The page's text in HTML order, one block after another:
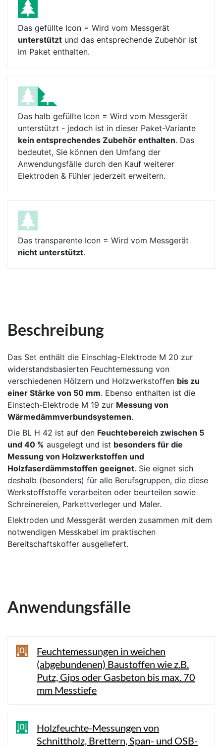
Das gefüllte Icon = Wird vom Messgerät
unterstützt und das entsprechende Zubehör ist
im Paket enthalten.
Das halb gefüllte Icon = Wird vom Messgerät
unterstützt - jedoch ist in dieser Paket-Variante
kein entsprechendes Zubehör enthalten. Das
bedeutet, Sie können den Umfang der
Anwendungsfälle durch den Kauf weiterer
Elektroden & Fühler jederzeit erweitern.
Das transparente Icon = Wird vom Messgerät
nicht unterstützt.
Beschreibung
Das Set enthält die Einschlag-Elektrode M 20 zur
widerstandsbasierten Feuchtemessung von
verschiedenen Hölzern und Holzwerkstoffen bis zu
einer Stärke von 50 mm. Ebenso enthalten ist die
Einstech-Elektrode M 19 zur Messung von
Wärmedämmverbundsystemen.
Die BL H 42 ist auf den Feuchtebereich zwischen 5
und 40 % ausgelegt und ist besonders für die
Messung von Holzwerkstoffen und
Holzfaserdämmstoffen geeignet. Sie eignet sich
deshalb (besonders) für alle Berufsgruppen, die diese
Werkstoffstoffe verarbeiten oder beurteilen sowie
Schreinereien, Parkettverleger und Maler.
Elektroden und Messgerät werden zusammen mit dem
notwendigen Messkabel im praktischen
Bereitschaftskoffer ausgeliefert.
Anwendungsfälle
Feuchtemessungen in weichen
(abgebundenen) Baustoffen wie z.B.
Putz, Gips oder Gasbeton bis max. 70
mm Messtiefe
Holzfeuchte-Messungen von
Schnittholz, Brettern, Span- und OSB-